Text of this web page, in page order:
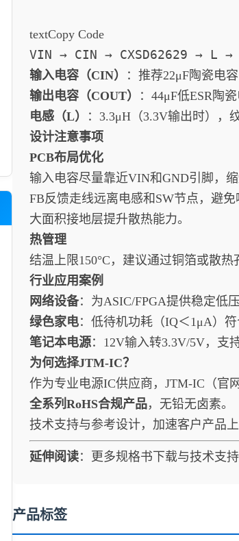
textCopy Code
VIN → CIN → CXSD62629 → L →
输入电容（CIN）
：推荐22μF陶瓷电
输出电容（COUT）
：44μF低ESR陶
电感（L）
：3.3μH（3.3V输出时），
设计注意事项
PCB布局优化
输入电容尽量靠近VIN和GND引脚，缩
FB反馈走线远离电感和SW节点，避免
大面积接地层提升散热能力。
热管理
结温上限150°C，建议通过铜箔或散热
行业应用案例
网络设备：为ASIC/FPGA提供稳定低压
绿色家电：低待机功耗（IQ＜1μA）符
笔记本电源：12V输入转3.3V/5V，支
为何选择JTM-IC？
作为专业电源IC供应商，JTM-IC（官网
全系列RoHS合规产品‌，无铅无卤素。
技术支持与参考设计，加速客户产品上
延伸阅读：更多规格书下载与技术支
产品标签